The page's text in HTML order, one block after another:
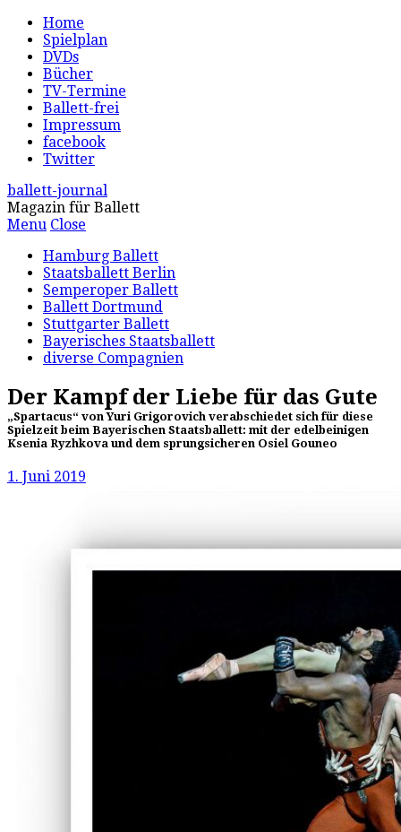
Home
Spielplan
DVDs
Bücher
TV-Termine
Ballett-frei
Impressum
facebook
Twitter
ballett-journal
Magazin für Ballett
Menu Close
Hamburg Ballett
Staatsballett Berlin
Semperoper Ballett
Ballett Dortmund
Stuttgarter Ballett
Bayerisches Staatsballett
diverse Compagnien
Der Kampf der Liebe für das Gute
„Spartacus“ von Yuri Grigorovich verabschiedet sich für diese
Spielzeit beim Bayerischen Staatsballett: mit der edelbeinigen
Ksenia Ryzhkova und dem sprungsicheren Osiel Gouneo
1. Juni 2019